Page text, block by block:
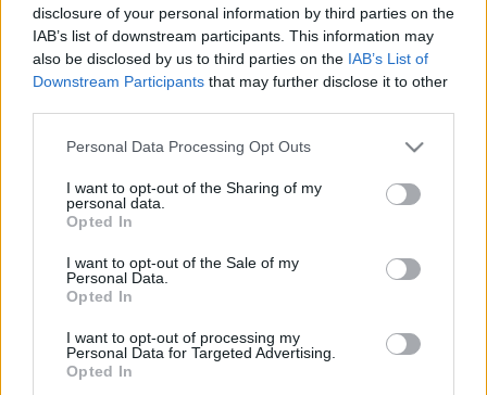
disclosure of your personal information by third parties on the
IAB’s list of downstream participants. This information may
also be disclosed by us to third parties on the IAB’s List of
Downstream Participants that may further disclose it to other
Please note that this website/app uses one or more Google
not limited to your visit or usage behaviour. You may click to
grant or deny consent to Google and its third-party tags to
use your data for below specified purposes in below Google
consent section.
Personal Data Processing Opt Outs
I want to opt-out of the Sharing of my
personal data.
Opted In
I want to opt-out of the Sale of my
Personal Data.
Opted In
I want to opt-out of processing my
Personal Data for Targeted Advertising.
Opted In
Ajánlott bejegyzések:
előzetes
Februárban jön a Sünvadászat - Előzetes!